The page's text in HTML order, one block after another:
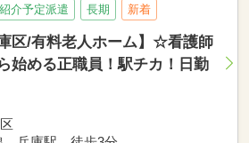
紹介予定派遣 長期 新着
区/有料老人ホーム】☆看護師
始める正職員！駅チカ！日勤